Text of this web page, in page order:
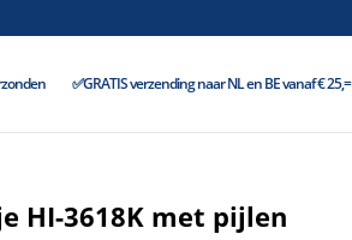
✅GRATIS verzending naar NL en BE vanaf € 25,=
HI-3618K met pijlen